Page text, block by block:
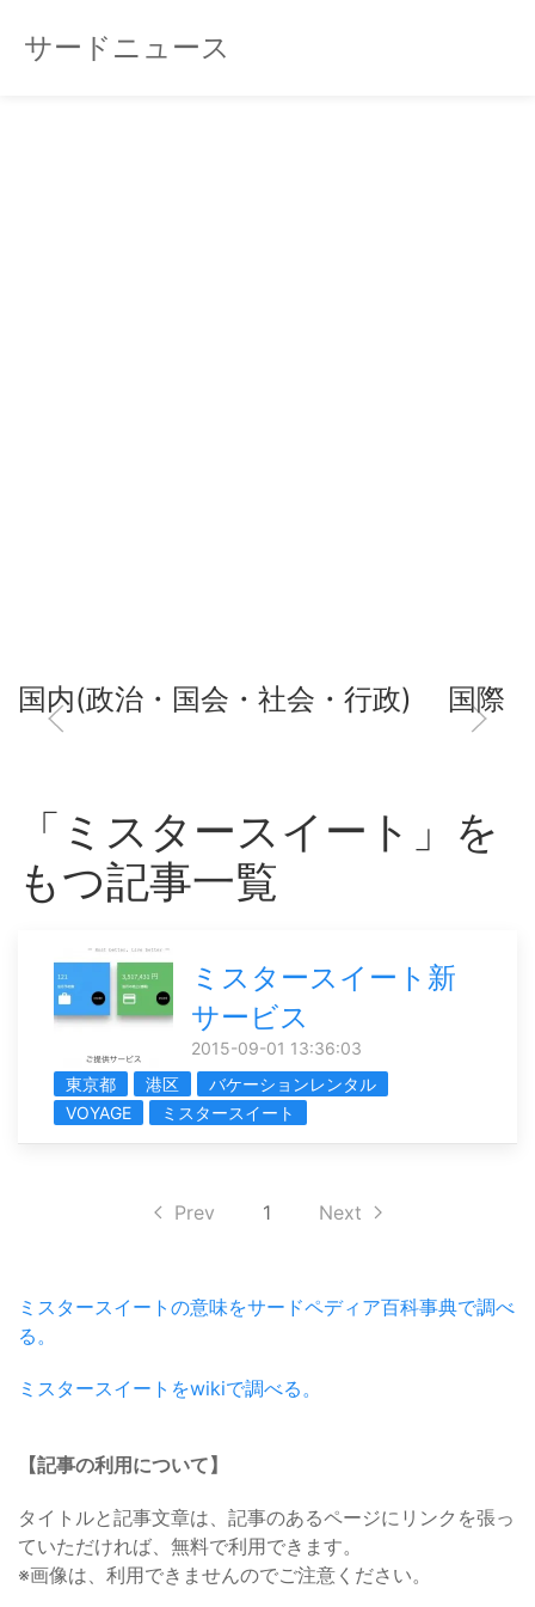
サードニュース
国内(政治・国会・社会・行政) 国際
「ミスタースイート」を
もつ記事一覧
ミスタースイート新
サービス
2015-09-01 13:36:03
東京都
港区
バケーションレンタル
VOYAGE
ミスタースイート
Prev 1 Next
ミスタースイートの意味をサードペディア百科事典で調べ
る。
ミスタースイートをwikiで調べる。
【記事の利用について】
タイトルと記事文章は、記事のあるページにリンクを張っ
ていただければ、無料で利用できます。
※画像は、利用できませんのでご注意ください。